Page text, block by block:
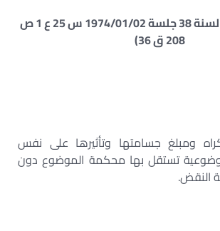
(الطعن رقم 365 لسنة 38 جلسة 1974/01/02 س 25 ع 1 ص
208 ق 36)
ومبلغ جسامتها وتأثيرها على نفس
تستقل بها محكمة الموضوع دون